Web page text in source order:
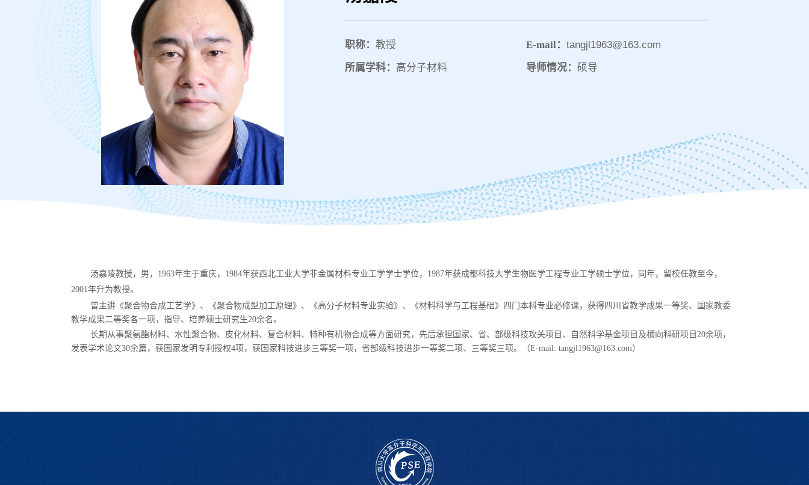
职称： 教授 E-mail：tangjl1963@163.com
所属学科： 高分子材料 导师情况：硕导
汤嘉陵教授，男， 1963年生于重庆， 1984年获西北工业大学非金属材料专业工学学士学位， 1987年获成都科技大学生物医学工程专业工学硕士学位，同年，留校任教至今，
2001年升为教授。
曾主讲《聚合物合成工艺学》、《聚合物成型加工原理》、《高分子材料专业实验》、《材料科学与工程基础》四门本科专业必修课，获得四川省教学成果一等奖、国家教委
教学成果二等奖各一项，指导、培养硕士研究生20余名。
长期从事聚氨酯材料、水性聚合物、皮化材料、复合材料、特种有机物合成等方面研究，先后承担国家、省、部级科技攻关项目、自然科学基金项目及横向科研项目 20余项，
发表学术论文30余篇，获国家发明专利授权4项，获国家科技进步三等奖一项，省部级科技进步一等奖二项、三等奖三项。（E-mail: tangjl1963@163.com）